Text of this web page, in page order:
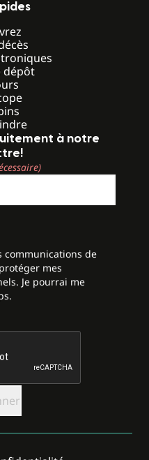
dépôt
à notre
communications de
mes
Je pourrai me